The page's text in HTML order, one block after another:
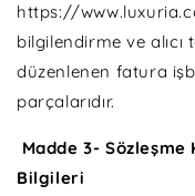
https://
bilgilendirme ve
düzenlenen fatura
parçalarıdır.
Madde 3-
Bilgileri